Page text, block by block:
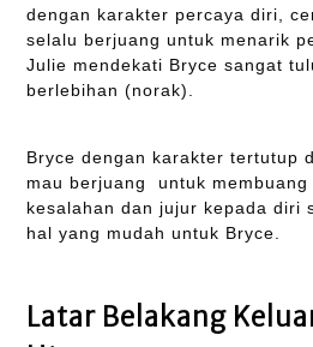
dengan karakter percaya diri,
selalu berjuang untuk menarik
Julie mendekati Bryce sangat
berlebihan (norak).
Bryce dengan karakter tertutup
mau berjuang untuk membuang
kesalahan dan jujur kepada diri
hal yang mudah untuk Bryce.
Latar Belakang